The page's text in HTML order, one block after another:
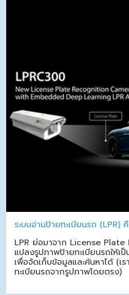
ระบบอ่านป้ายทะเบียนรถ (LPR)
LPR ย่อมาจาก License
แปลงรูปภาพป้ายทะเบียนรถให้เ
เพื่อจัดเก็บข้อมูลและค้นหาได้ (เร
ทะเบียนรถจากรูปภาพโดยตรง)